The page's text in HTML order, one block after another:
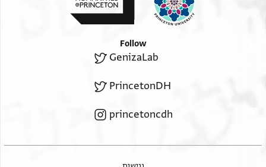
Follow
GenizaLab
PrincetonDH
princetoncdh